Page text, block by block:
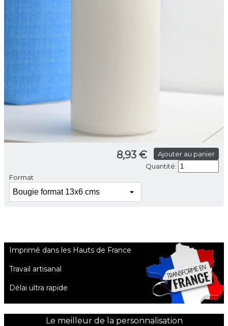
8,93 €
Ajouter au panier
Quantité:
Format
Imprimé dans les Hauts de France
Travail artisanal
Délai ultra rapide
Le meilleur de la personnalisation